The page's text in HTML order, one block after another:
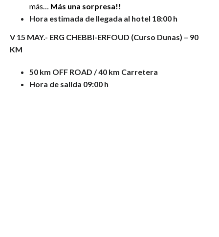
más… Más una sorpresa!!
Hora estimada de llegada al hotel 18:00 h
V 15 MAY.- ERG CHEBBI-ERFOUD (Curso Dunas) – 90
KM
50 km OFF ROAD / 40 km Carretera
Hora de salida 09:00 h